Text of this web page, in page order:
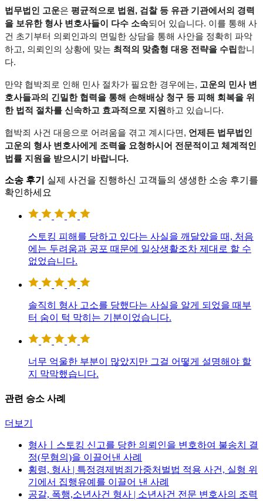
법무법인 고운은 평균적으로 법원, 검찰 등 유관 기관에서의 경력
을 보유한 형사 변호사들이 다수 소속되어 있습니다. 이를 통해 사
건 초기부터 의뢰인과의 면밀한 상담을 통해 사안을 정확히 파악
하고, 의뢰인의 상황에 맞는 최적의 맞춤형 대응 전략을 수립합니
다.
만약 협박죄로 인해 민사 절차가 필요한 경우에는, 고운의 민사 변
호사들과의 긴밀한 협력을 통해 손해배상 청구 등 피해 회복을 위
한 법적 절차를 신속하고 효과적으로 지원하고 있습니다.
협박죄 사건 대응으로 어려움을 겪고 계시다면, 언제든 법무법인
고운의 형사 변호사에게 조력을 요청하시어 전문적이고 체계적인
법률 지원을 받으시기 바랍니다.
소송 후기 실제 사건을 진행하신 고객들의 생생한 소송 후기를
확인하세요
스토킹 피해를 당하고 있다는 사실을 깨달았을 때, 처음
에는 두려움과 공포 때문에 일상생활조차 제대로 할 수
없었습니다.
솔직히 형사 고소를 당했다는 사실을 알게 되었을 때부
터 숨이 턱 막히는 기분이었습니다.
너무 억울한 부분이 많았지만 그걸 어떻게 설명해야 할
지 막막했습니다.
관련 승소 사례
더보기
형사ㅣ스토킹 신고를 당한 의뢰인을 변호하여 불송치 결
정(무혐의)을 이끌어낸 사례
횡령, 형사 | 특정경제범죄가중처벌법 적용 사건, 실형 위
기에서 집행유예를 이끌어 낸 사례
공갈, 폭행,소년사건 형사 | 소년사건 전문 변호사의 조력